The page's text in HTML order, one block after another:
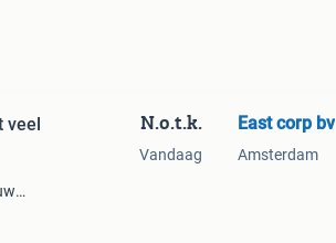
veel
N.o.t.k.
Vandaag
East corp bv
Amsterdam